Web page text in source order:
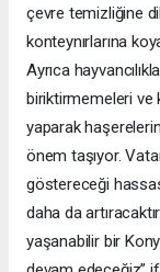
çevre temizliğine
konteynırlarına
Ayrıca
biriktirmemeleri ve
yaparak
önem taşıyor.
göstereceği
daha da
yaşanabilir bir